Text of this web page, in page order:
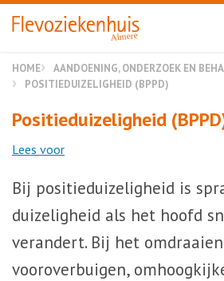
Almere
HOME
AANDOENING, ONDERZOEK EN
POSITIEDUIZELIGHEID (BPPD)
Positieduizeligheid
Lees voor
Bij positieduizeligheid is
duizeligheid als het hoofd
verandert. Bij het
vooroverbuigen,